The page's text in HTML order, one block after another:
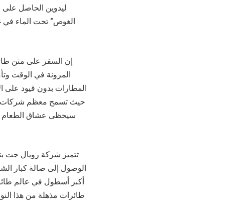
الغوص” تحت الماء في
إن السفر على متن
المرونة في الوقت
المطارات بدون قيود على
حيث تسمح معظم شركات
سيحظى عشاق الطعام
تتميز شركة رويال جت
أكبر أسطول في عالم
طائرات مذهلة من هذا